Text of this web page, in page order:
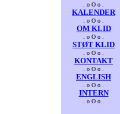
. o O o .
KALENDER
. o O o .
OM KLID
. o O o .
STØT KLID
. o O o .
KONTAKT
. o O o .
ENGLISH
. o O o .
INTERN
. o O o .